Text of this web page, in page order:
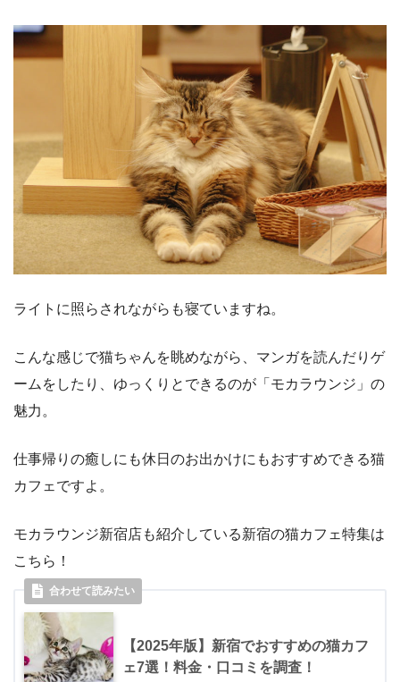
ライトに照らされながらも寝ていますね。
こんな感じで猫ちゃんを眺めながら、マンガを読んだりゲ
ームをしたり、ゆっくりとできるのが「モカラウンジ」の
魅力。
仕事帰りの癒しにも休日のお出かけにもおすすめできる猫
カフェですよ。
モカラウンジ新宿店も紹介している新宿の猫カフェ特集は
こちら！
【2025年版】新宿でおすすめの猫カフ
ェ7選！料金・口コミを調査！